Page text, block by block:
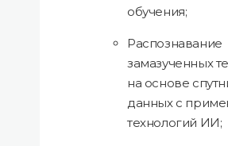
обучения;
Распознавание
замазученных
на основе
данных с
технологий ИИ;